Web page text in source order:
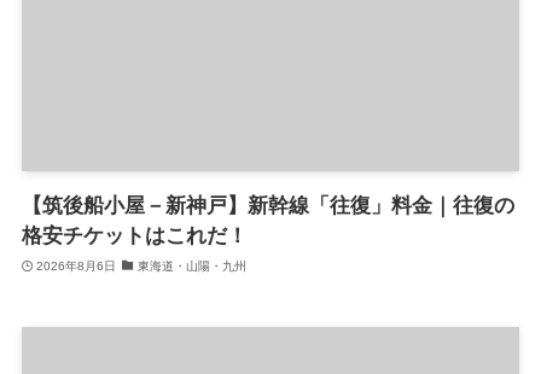
【筑後船小屋－新神戸】新幹線「往復」料金｜往復の
格安チケットはこれだ！
2026年8月6日 東海道・山陽・九州